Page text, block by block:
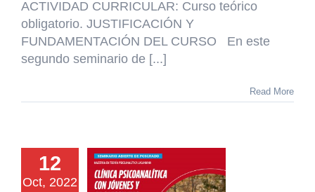
ACTIVIDAD CURRICULAR: Curso teórico
obligatorio. JUSTIFICACIÓN Y
FUNDAMENTACIÓN DEL CURSO En este
segundo seminario de [...]
Read More
12
Oct, 2022